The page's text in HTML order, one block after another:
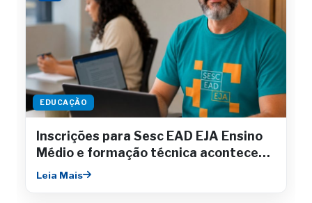
EDUCAÇÃO
Inscrições para Sesc EAD EJA Ensino
Médio e formação técnica acontecem
até julho
Leia Mais